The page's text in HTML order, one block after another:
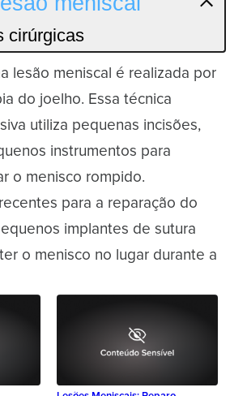
cirúrgicas
lesão meniscal é realizada por
do joelho. Essa técnica
utiliza pequenas incisões,
instrumentos para
o menisco rompido.
para a reparação do
implantes de sutura
o menisco no lugar durante a